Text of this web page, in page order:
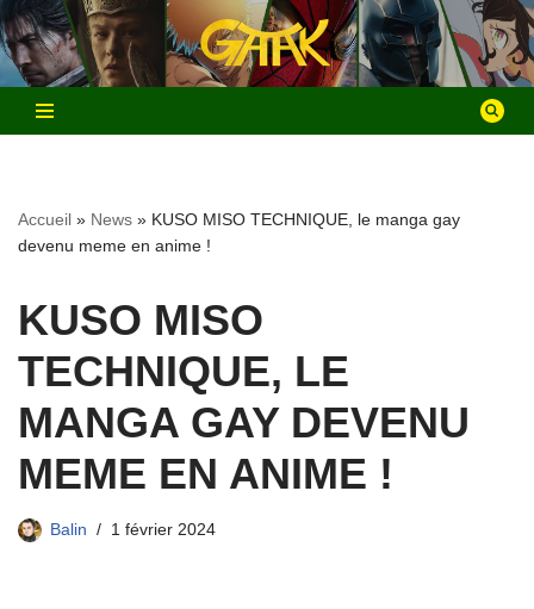
Aller
au
contenu
Accueil » News » KUSO MISO TECHNIQUE, le manga gay
devenu meme en anime !
KUSO MISO
TECHNIQUE, LE
MANGA GAY DEVENU
MEME EN ANIME !
Balin 1 février 2024